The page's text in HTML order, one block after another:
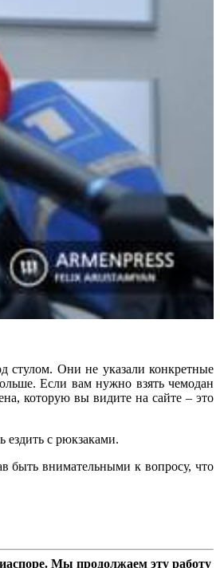
стулом. Они не указали конкретные
Если вам нужно взять чемодан
которую вы видите на сайте – это
с рюкзаками.
быть внимательными к вопросу, что
Мы продолжаем эту работу